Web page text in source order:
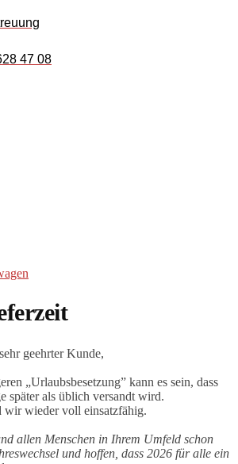
47 08
geehrter Kunde,
„Urlaubsbesetzung” kann es sein, dass
später als üblich versandt wird.
wir wieder voll einsatzfähig.
allen Menschen in Ihrem Umfeld schon
und hoffen, dass 2026 für alle ein